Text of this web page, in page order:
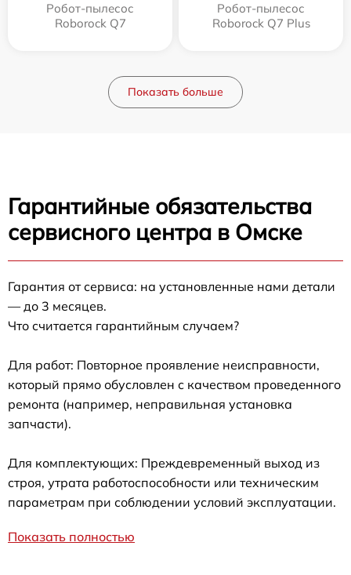
Робот-пылесос
Roborock Q7
Робот-пылесос
Roborock Q7 Plus
Показать больше
Гарантийные обязательства
сервисного центра в Омске
Гарантия от сервиса: на установленные нами детали
— до 3 месяцев.
Что считается гарантийным случаем?
Для работ: Повторное проявление неисправности,
который прямо обусловлен с качеством проведенного
ремонта (например, неправильная установка
запчасти).
Для комплектующих: Преждевременный выход из
строя, утрата работоспособности или техническим
параметрам при соблюдении условий эксплуатации.
Показать полностью